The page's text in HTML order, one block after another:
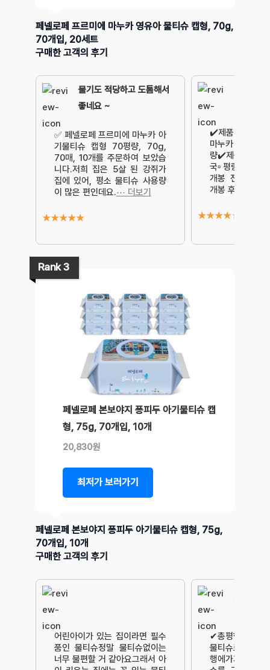
페넬로페 프르미에 마누카 영유아 물티슈 캡형, 70g,
70개입, 20세트
구매한 고객의 후기
물기도 적당하고 도톰해서
좋네요 ~
✅️ 페넬로페 프르미에 마누카 아
기물티슈 캡형 70평량, 70g,
70매, 10개를 주문하여 보았습
니다.저희 집은 5살 된 강쥐가
집에 있어, 평소 물티슈 사용량
이 많은 편인데요.⋯ 더보기
★★★★★
✔️제품명 : 페넬
마누카 아기물
량✔️제품정보▫️
국▫️평량 :
개봉 전 제조일
개봉 후 1개월
★★★★★
Rank 3
페넬로페 본보야지 퐁피두 아기물티슈 캡
형, 75g, 70개입, 10개
20,830원
최저가 보러가기
페넬로페 본보야지 퐁피두 아기물티슈 캡형, 75g,
70개입, 10개
구매한 고객의 후기
어린아이가 있는 집이라면 필수
품인 물티슈정말 물티슈없이는
너무 불편할 거 같아요그래서 아
여행에 필
✔총평항상 물
물티슈로 사는
행에가지고 가